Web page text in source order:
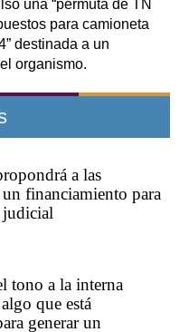
una “permuta de TN
para camioneta
destinada a un
organismo.
a las
financiamiento para
judicial
tono a la interna
que está
generar un